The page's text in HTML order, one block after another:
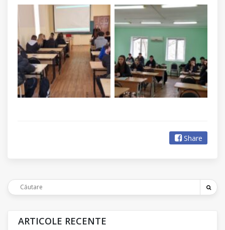
Share
ARTICOLE RECENTE